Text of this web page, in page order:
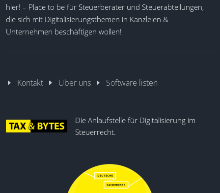
hier! – Place to be für Steuerberater und Steuerabteilungen,
die sich mit Digitalisierungsthemen in Kanzleien &
Unternehmen beschäftigen wollen!
Kontakt Über uns Software listen
Die Anlaufstelle für Digitalisierung im
Steuerrecht.